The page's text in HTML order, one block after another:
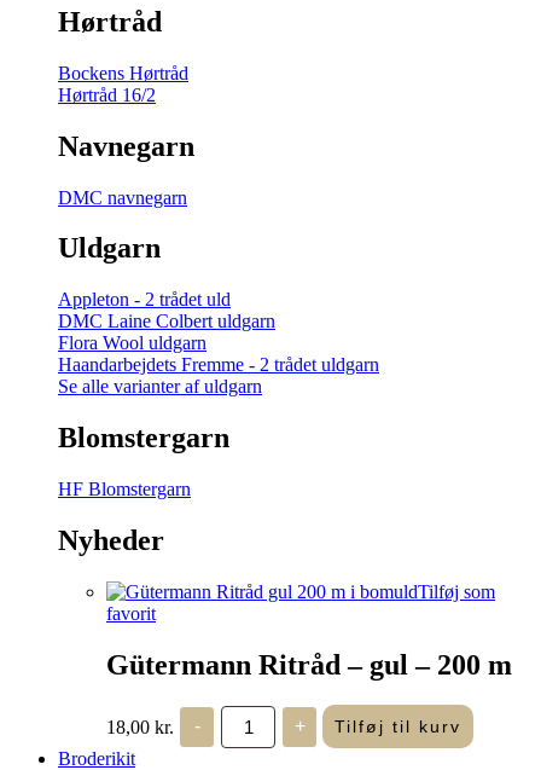
Hørtråd
Bockens Hørtråd
Hørtråd 16/2
Navnegarn
DMC navnegarn
Uldgarn
Appleton - 2 trådet uld
DMC Laine Colbert uldgarn
Flora Wool uldgarn
Haandarbejdets Fremme - 2 trådet uldgarn
Se alle varianter af uldgarn
Blomstergarn
HF Blomstergarn
Nyheder
Tilføj som
favorit
Gütermann Ritråd – gul – 200 m
18,00 kr. -
Gütermann
Ritråd
-
+ Tilføj til kurv
Broderikit